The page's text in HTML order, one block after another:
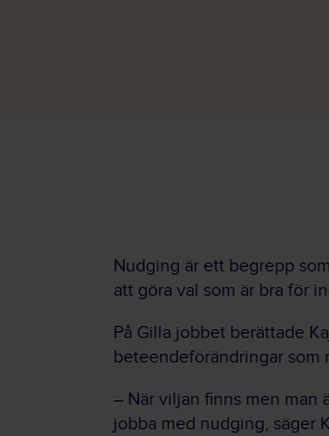
Nudging är ett begrepp
att göra val som är bra för
På Gilla jobbet berättade
beteendeförändringar som
– När viljan finns men man
jobba med nudging, säger